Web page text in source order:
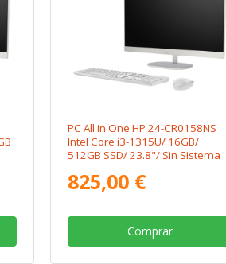
PC All in One HP 24-CR0158NS
Intel Core i3-1315U/ 16GB/
512GB SSD/ 23.8"/ Sin Sistema
825,00 €
Comprar